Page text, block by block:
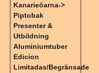
Kanarieöarna->
Piptobak
Presenter &
Utbildning
Aluminiumtuber
Edicion
Limitadas/Begränsade